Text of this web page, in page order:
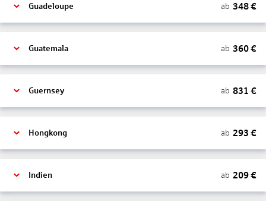
Guadeloupe ab 348€
Guatemala ab 360€
Guernsey ab 831 €
Hongkong ab 293 €
Indien ab 209€